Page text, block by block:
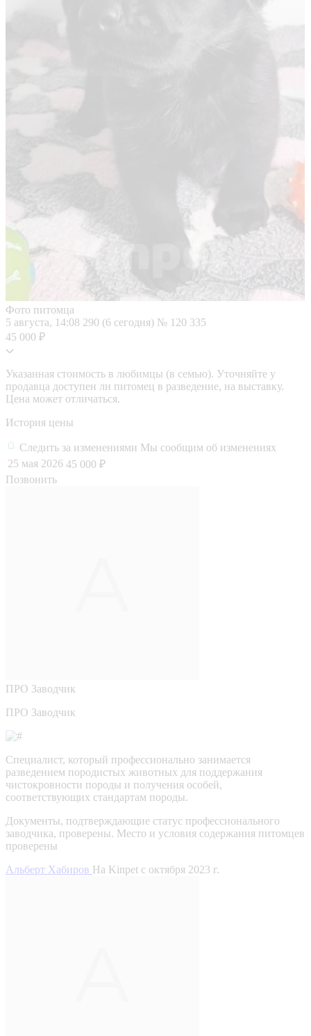
Фото питомца
5 августа, 14:08 290 (6 сегодня) № 120 335
45 000 ₽
Указанная стоимость в любимцы (в семью). Уточняйте у
продавца доступен ли питомец в разведение, на выставку.
Цена может отличаться.
История цены
Следить за изменениями Мы сообщим об изменениях
25 мая 2026 45 000 ₽
Позвонить
ПРО Заводчик
ПРО Заводчик
Специалист, который профессионально занимается
разведением породистых животных для поддержания
чистокровности породы и получения особей,
соответствующих стандартам породы.
Документы, подтверждающие статус профессионального
заводчика, проверены. Место и условия содержания питомцев
проверены
Альберт Хабиров На Kinpet c октября 2023 г.